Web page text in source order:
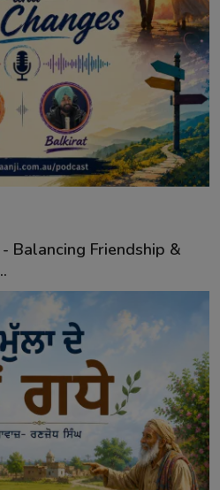
Balancing Friendship &